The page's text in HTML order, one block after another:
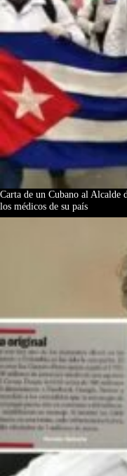
Carta de un Cubano al Alcalde
los médicos de su país